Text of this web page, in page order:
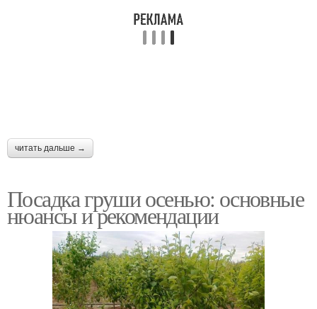
читать дальше →
Посадка груши осенью: основные
нюансы и рекомендации